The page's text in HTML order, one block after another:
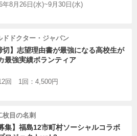
年8月26日(水)~9月30日(水)
ドドクター・ジャパン
切】志望理由書が最強になる高校生が
最強実績ボランティア
回 1回：4,500円
目の名刺
集】福島12市町村ソーシャルコラボ